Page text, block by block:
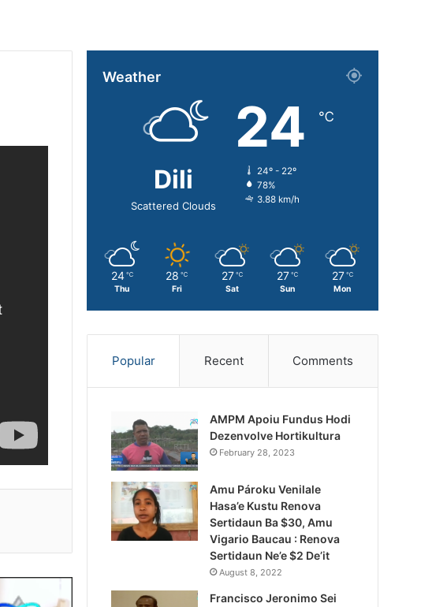
Weather
Dili
Scattered Clouds
24 ℃
24º - 22º
78%
3.88 km/h
24 ℃
Thu
28 ℃
Fri
27 ℃
Sat
27 ℃
Sun
27 ℃
Mon
Popular Recent Comments
AMPM Apoiu Fundus Hodi
Dezenvolve Hortikultura
February 28, 2023
Amu Pároku Venilale
Hasa’e Kustu Renova
Sertidaun Ba $30, Amu
Vigario Baucau : Renova
Sertidaun Ne’e $2 De’it
August 8, 2022
Francisco Jeronimo Sei